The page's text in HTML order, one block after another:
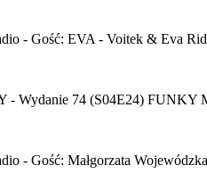
- Gość: EVA - Voitek & Eva
Wydanie 74 (S04E24) FUNKY
- Gość: Małgorzata